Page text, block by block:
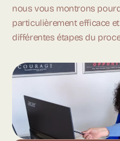
nous vous montrons
particulièrement efficace
différentes étapes du